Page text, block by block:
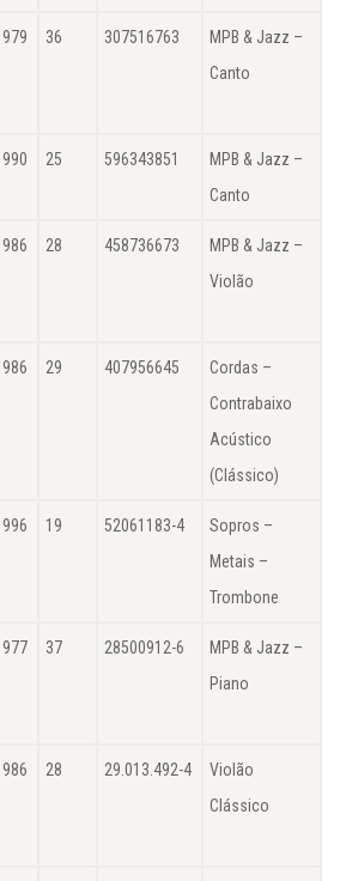
36 307516763
MPB & Jazz –
Canto
25 596343851
MPB & Jazz –
Canto
28 458736673
MPB & Jazz –
Violão
29 407956645
Cordas –
Contrabaixo
Acústico
(Clássico)
19 52061183-4
Sopros –
Metais –
Trombone
37 28500912-6
MPB & Jazz –
Piano
28 29.013.492-4
Violão
Clássico